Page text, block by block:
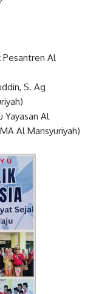
Pesantren Al
S. Ag
Yayasan Al
Al Mansyuriyah)